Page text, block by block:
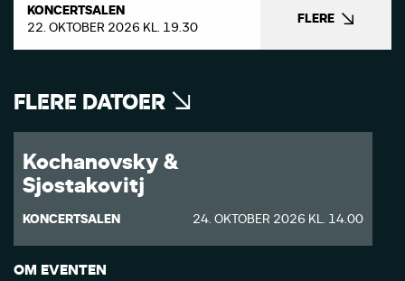
KONCERTSALEN
22. OKTOBER 2026 KL. 19.30
FLERE
FLERE DATOER
Kochanovsky &
Sjostakovitj
KONCERTSALEN 24. OKTOBER 2026 KL. 14.00
OM EVENTEN